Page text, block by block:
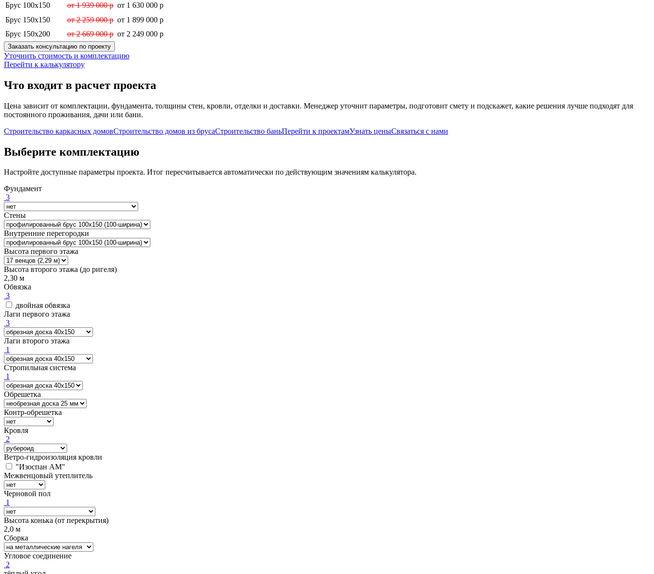
Брус 100х150
от 1 939 000 р от 1 630 000 р
Брус 150х150
от 2 259 000 р от 1 899 000 р
Брус 150х200
от 2 669 000 р от 2 249 000 р
Заказать консультацию по проекту
Уточнить стоимость и комплектацию
Перейти к калькулятору
Что входит в расчет проекта
Цена зависит от комплектации, фундамента, толщины стен, кровли, отделки и доставки. Менеджер уточнит параметры, подготовит смету и подскажет, какие решения лучше подходят для
постоянного проживания, дачи или бани.
Строительство каркасных домовСтроительство домов из брусаСтроительство баньПерейти к проектамУзнать ценыСвязаться с нами
Выберите комплектацию
Настройте доступные параметры проекта. Итог пересчитывается автоматически по действующим значениям калькулятора.
Фундамент
3
Стены
Внутренние перегородки
Высота первого этажа
Высота второго этажа (до ригеля)
2,30 м
Обвязка
3
двойная обвязка
Лаги первого этажа
3
Лаги второго этажа
1
Стропильная система
1
Обрешетка
Контр-обрешетка
Кровля
2
Ветро-гидроизоляция кровли
"Изоспан AМ"
Межвенцовый утеплитель
Черновой пол
1
Высота конька (от перекрытия)
2,0 м
Сборка
Угловое соединение
2